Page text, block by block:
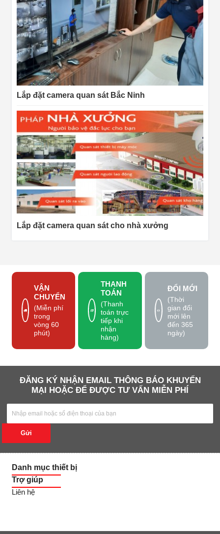
Lắp đặt camera quan sát Bắc Ninh
Lắp đặt camera quan sát cho nhà xưởng
VẬN
CHUYỂN
(Miễn phí
trong
vòng 60
phút)
THANH
TOÁN
(Thanh
toán trực
tiếp khi
nhận
hàng)
ĐỔI MỚI
(Thời
gian đổi
mới lên
đến 365
ngày)
ĐĂNG KÝ NHẬN EMAIL THÔNG BÁO KHUYẾN
MẠI HOẶC ĐỂ ĐƯỢC TƯ VẤN MIỄN PHÍ
Gửi
Danh mục thiết bị
Trợ giúp
Liên hệ